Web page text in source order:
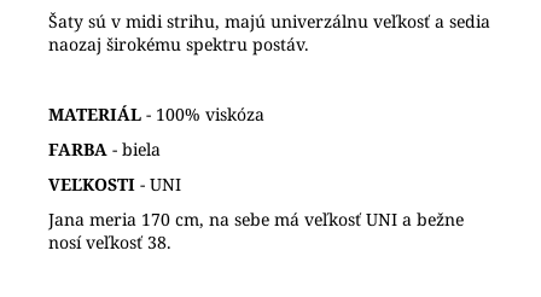
Šaty sú v midi strihu, majú univerzálnu veľkosť a sedia
naozaj širokému spektru postáv.
MATERIÁL - 100% viskóza
FARBA - biela
VEĽKOSTI - UNI
Jana meria 170 cm, na sebe má veľkosť UNI a bežne
nosí veľkosť 38.